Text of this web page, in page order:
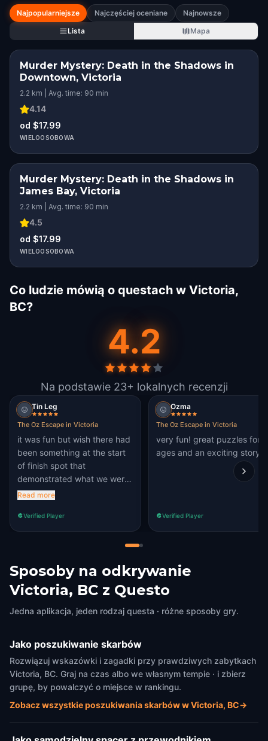
Najpopularniejsze Najczęściej oceniane
Najnowsze
Lista
Mapa
Murder Mystery: Death in the Shadows in
Downtown, Victoria
2.2 km | Avg. time: 90 min
4.14
od $17.99
WIELOOSOBOWA
Murder Mystery: Death in the Shadows in
James Bay, Victoria
2.2 km | Avg. time: 90 min
4.5
od $17.99
WIELOOSOBOWA
Co ludzie mówią o questach w Victoria,
BC?
4.2
Na podstawie 23+ lokalnych recenzji
Tin Leg
The Oz Escape in Victoria
it was fun but wish there had
been something at the start
of finish spot that
demonstrated what we were
there to do.. A big sign or
Read more
Verified Player
Ozma
The Oz Escape in Victoria
very fun! great puzzles for
ages and an exciting story!
Verified Player
Sposoby na odkrywanie
Victoria, BC z Questo
Jedna aplikacja, jeden rodzaj questa · różne sposoby gry.
Jako poszukiwanie skarbów
Rozwiązuj wskazówki i zagadki przy prawdziwych zabytkach
Victoria, BC. Graj na czas albo we własnym tempie · i zbierz
grupę, by powalczyć o miejsce w rankingu.
Zobacz wszystkie poszukiwania skarbów w Victoria, BC→